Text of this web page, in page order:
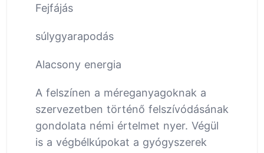
Fejfájás
súlygyarapodás
Alacsony energia
A felszínen a méreganyagoknak a
szervezetben történő felszívódásának
gondolata némi értelmet nyer. Végül
is a végbélkúpokat a gyógyszerek